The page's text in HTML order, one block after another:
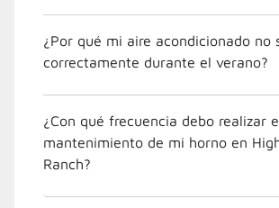
¿Por qué mi aire acondicionado no
correctamente durante el verano?
¿Con qué frecuencia debo realizar
mantenimiento de mi horno en
Ranch?